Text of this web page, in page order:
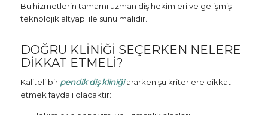
Bu hizmetlerin tamamı uzman diş hekimleri ve gelişmiş
teknolojik altyapı ile sunulmalıdır.
DOĞRU KLINIĞI SEÇERKEN NELERE
DIKKAT ETMELI?
Kaliteli bir pendik diş kliniği ararken şu kriterlere dikkat
etmek faydalı olacaktır: